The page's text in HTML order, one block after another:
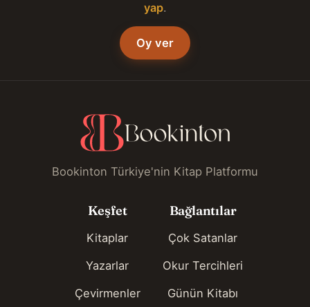
yap.
Oy ver
Bookinton Türkiye'nin Kitap Platformu
Keşfet
Kitaplar
Yazarlar
Çevirmenler
Bağlantılar
Çok Satanlar
Okur Tercihleri
Günün Kitabı